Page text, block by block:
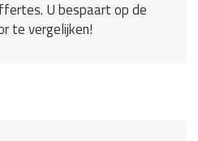
U bespaart op de
te vergelijken!